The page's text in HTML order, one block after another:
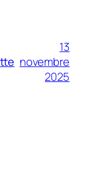
13
novembre
2025